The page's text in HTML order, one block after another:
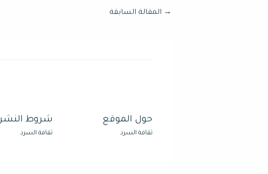
→ المقالة السابقة
حول الموقع
ثقافة السرد
شروط النشر
ثقافة السرد